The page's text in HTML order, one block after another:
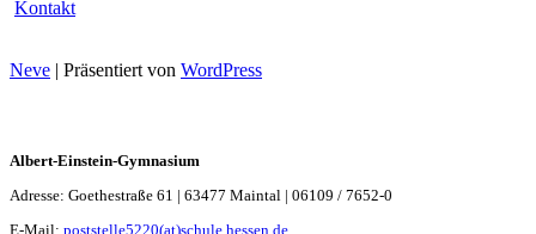
Kontakt
Neve | Präsentiert von WordPress
Albert-Einstein-Gymnasium
Adresse: Goethestraße 61 | 63477 Maintal | 06109 / 7652-0
E-Mail: poststelle5220(at)schule.hessen.de